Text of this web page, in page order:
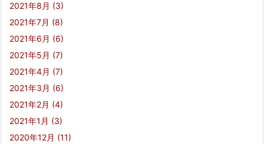
2021年8月 (3)
2021年7月 (8)
2021年6月 (6)
2021年5月 (7)
2021年4月 (7)
2021年3月 (6)
2021年2月 (4)
2021年1月 (3)
2020年12月 (11)